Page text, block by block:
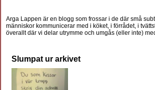
Arga Lappen är en blogg som frossar i de där små
människor kommunicerar med i köket, i förrådet, i
överallt där vi delar utrymme och umgås (eller inte)
Slumpat ur arkivet